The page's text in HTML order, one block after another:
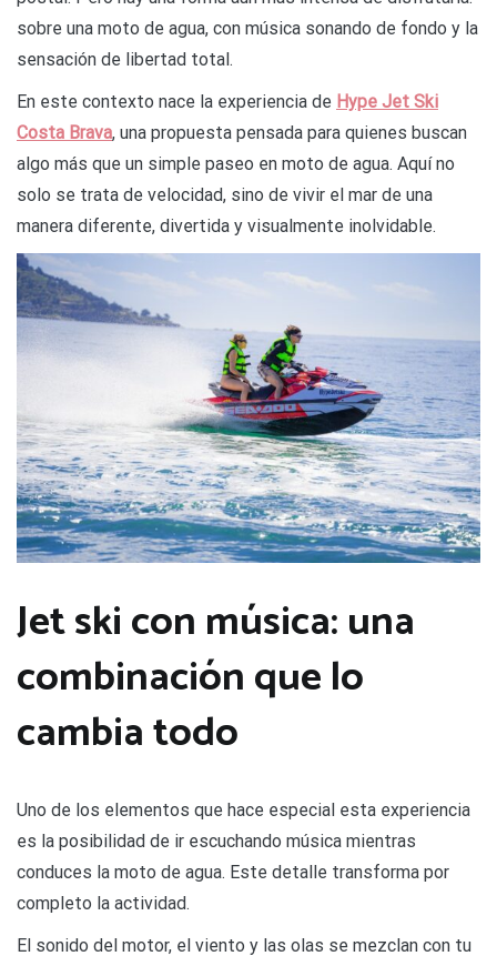
sobre una moto de agua, con música sonando de fondo y la
sensación de libertad total.
En este contexto nace la experiencia de Hype Jet Ski
Costa Brava, una propuesta pensada para quienes buscan
algo más que un simple paseo en moto de agua. Aquí no
solo se trata de velocidad, sino de vivir el mar de una
manera diferente, divertida y visualmente inolvidable.
Jet ski con música: una
combinación que lo
cambia todo
Uno de los elementos que hace especial esta experiencia
es la posibilidad de ir escuchando música mientras
conduces la moto de agua. Este detalle transforma por
completo la actividad.
El sonido del motor, el viento y las olas se mezclan con tu